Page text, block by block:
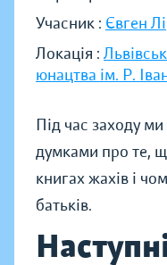
Учасник : Євген
Локація :
юнацтва ім. Р.
Під час заходу
думками про те,
книгах жахів і
батьків.